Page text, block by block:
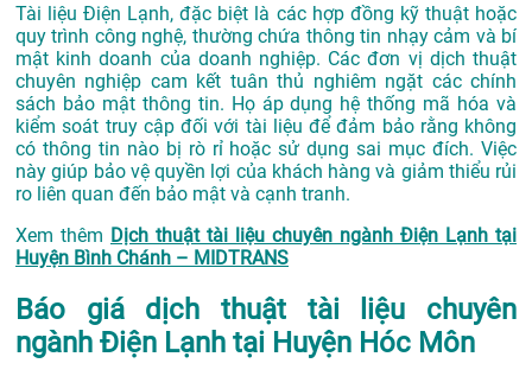
Tài liệu Điện Lạnh, đặc biệt là các hợp đồng kỹ thuật hoặc
quy trình công nghệ, thường chứa thông tin nhạy cảm và bí
mật kinh doanh của doanh nghiệp. Các đơn vị dịch thuật
chuyên nghiệp cam kết tuân thủ nghiêm ngặt các chính
sách bảo mật thông tin. Họ áp dụng hệ thống mã hóa và
kiểm soát truy cập đối với tài liệu để đảm bảo rằng không
có thông tin nào bị rò rỉ hoặc sử dụng sai mục đích. Việc
này giúp bảo vệ quyền lợi của khách hàng và giảm thiểu rủi
ro liên quan đến bảo mật và cạnh tranh.
Xem thêm Dịch thuật tài liệu chuyên ngành Điện Lạnh tại
Huyện Bình Chánh – MIDTRANS
Báo giá dịch thuật tài liệu chuyên
ngành Điện Lạnh tại Huyện Hóc Môn